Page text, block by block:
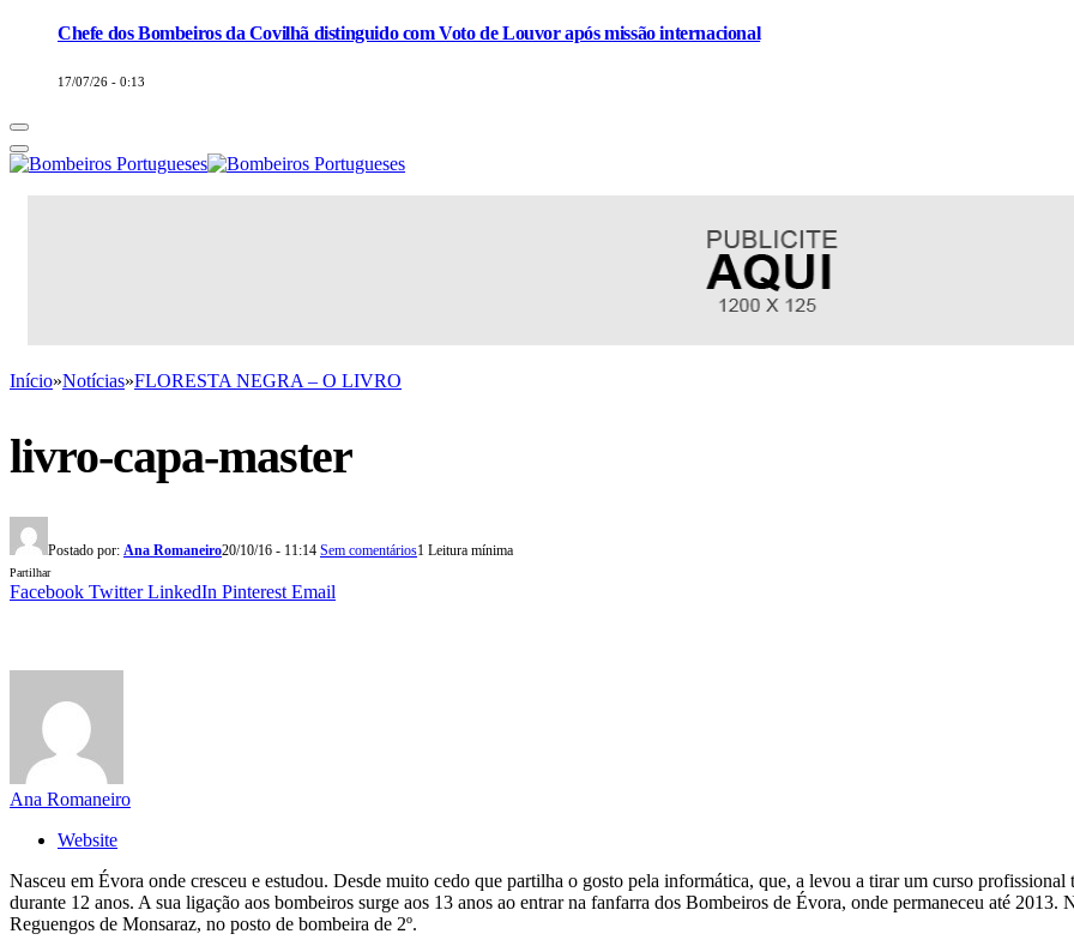
Chefe dos Bombeiros da Covilhã distinguido com Voto de Louvor após missão internacional
17/07/26 - 0:13
Início»Notícias»FLORESTA NEGRA – O LIVRO
livro-capa-master
Postado por: Ana Romaneiro20/10/16 - 11:14 Sem comentários1 Leitura mínima
Partilhar
Facebook Twitter LinkedIn Pinterest Email
Ana Romaneiro
Website
Nasceu em Évora onde cresceu e estudou. Desde muito cedo que partilha o gosto pela informática, que, a levou a tirar um curso
durante 12 anos. A sua ligação aos bombeiros surge aos 13 anos ao entrar na fanfarra dos Bombeiros de Évora, onde permaneceu até
Reguengos de Monsaraz, no posto de bombeira de 2º.